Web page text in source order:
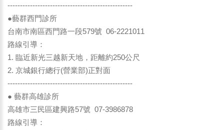
--------------------------------------------------
●藝群西門診所
台南市南區西門路一段579號 06-2221011
路線引導：
1. 臨近新光三越新天地，距離約250公尺
2. 京城銀行總行(營業部)正對面
--------------------------------------------------
● 藝群高雄診所
高雄市三民區建興路57號 07-3986878
路線引導：